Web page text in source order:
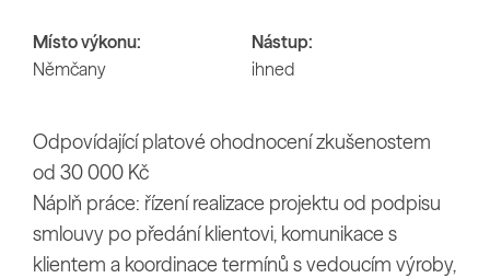
Místo výkonu:
Němčany
Nástup:
ihned
Odpovídající platové ohodnocení zkušenostem
od 30 000 Kč
Náplň práce: řízení realizace projektu od podpisu
smlouvy po předání klientovi, komunikace s
klientem a koordinace termínů s vedoucím výroby,